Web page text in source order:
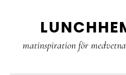
primary
primary
matinspiration för